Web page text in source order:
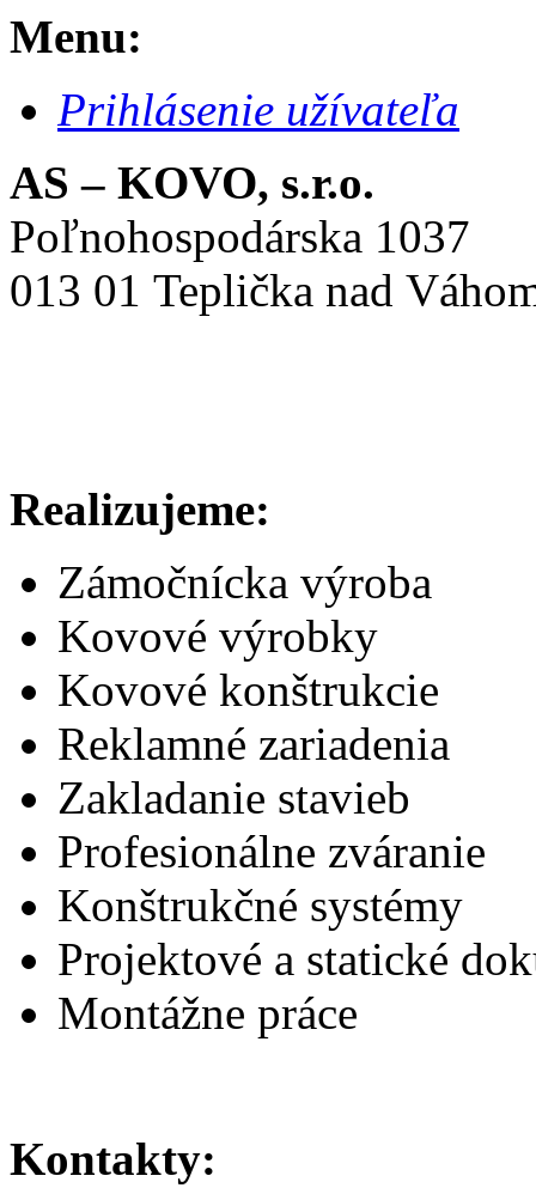
Menu:
Prihlásenie užívateľa
AS – KOVO, s.r.o.
Poľnohospodárska 1037
013 01 Teplička nad
Realizujeme:
Zámočnícka výroba
Kovové výrobky
Kovové konštrukcie
Reklamné zariadenia
Zakladanie stavieb
Profesionálne zváranie
Konštrukčné systémy
Projektové a statické
Montážne práce
Kontakty: